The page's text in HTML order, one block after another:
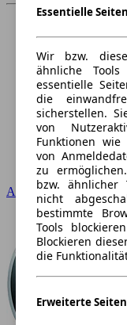
Audi
Essentielle
Wir bzw.
ähnliche
essentielle
die
sicherstellen.
von
Funktionen
von
zu
bzw. ähnlicher
nicht
bestimmte
Tools
Blockieren
die
Erweiterte